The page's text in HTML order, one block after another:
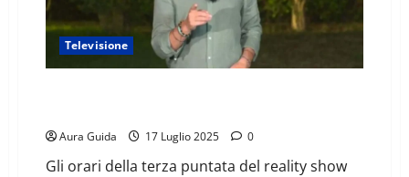
Televisione
Aura Guida 17 Luglio 2025 0
Gli orari della terza puntata del reality show